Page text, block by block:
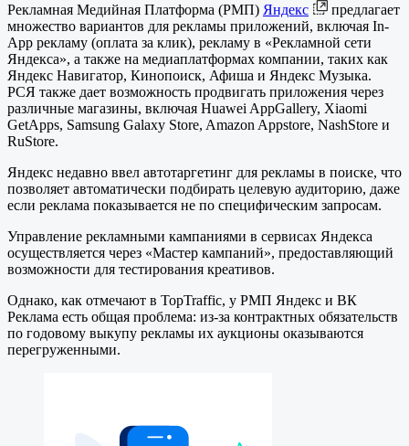
Рекламная Медийная Платформа (РМП) Яндекс
предлагает
множество вариантов для рекламы приложений, включая In-
App рекламу (оплата за клик), рекламу в «Рекламной сети
Яндекса», а также на медиаплатформах компании, таких как
Яндекс Навигатор, Кинопоиск, Афиша и Яндекс Музыка.
РСЯ также дает возможность продвигать приложения через
различные магазины, включая Huawei AppGallery, Xiaomi
GetApps, Samsung Galaxy Store, Amazon Appstore, NashStore и
RuStore.
Яндекс недавно ввел автотаргетинг для рекламы в поиске, что
позволяет автоматически подбирать целевую аудиторию, даже
если реклама показывается не по специфическим запросам.
Управление рекламными кампаниями в сервисах Яндекса
осуществляется через «Мастер кампаний», предоставляющий
возможности для тестирования креативов.
Однако, как отмечают в TopTraffic, у РМП Яндекс и ВК
Реклама есть общая проблема: из-за контрактных обязательств
по годовому выкупу рекламы их аукционы оказываются
перегруженными.